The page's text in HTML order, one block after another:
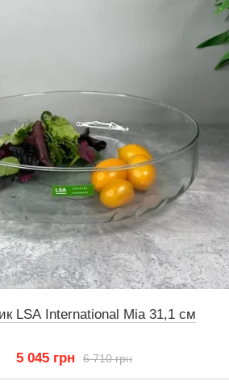
LSA International Mia 31,1 см
6 710 грн
5 045 грн